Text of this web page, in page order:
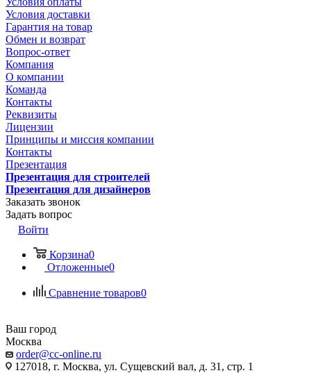
Условия доставки
Гарантия на товар
Обмен и возврат
Вопрос-ответ
Компания
О компании
Команда
Контакты
Реквизиты
Лицензии
Принципы и миссия компании
Контакты
Презентация
Презентация для строителей
Презентация для дизайнеров
Заказать звонок
Задать вопрос
Войти
Корзина0
Отложенные0
Сравнение товаров0
Ваш город
Москва
order@cc-online.ru
127018, г. Москва, ул. Сущевский вал, д. 31, стр. 1